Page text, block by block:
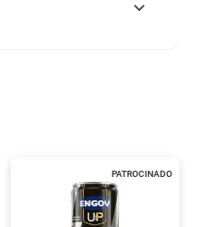
PATROCINADO